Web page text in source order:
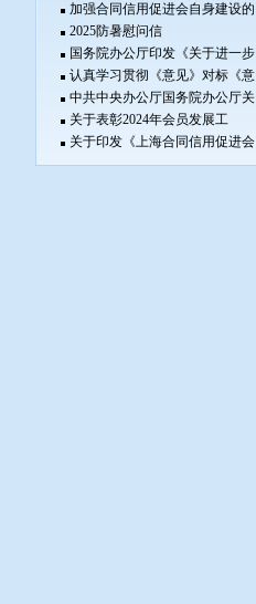
加强合同信用促进会自身建设的
2025防暑慰问信
国务院办公厅印发《关于进一步
认真学习贯彻《意见》对标《意
中共中央办公厅国务院办公厅关
关于表彰2024年会员发展工
关于印发《上海合同信用促进会